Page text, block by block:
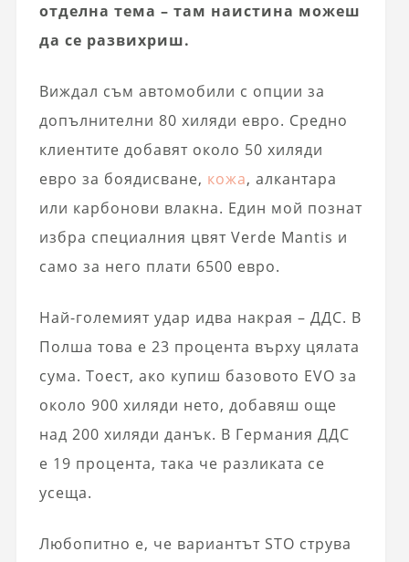
отделна тема – там наистина можеш
да се развихриш.
Виждал съм автомобили с опции за
допълнителни 80 хиляди евро. Средно
клиентите добавят около 50 хиляди
евро за боядисване, кожа, алкантара
или карбонови влакна. Един мой познат
избра специалния цвят Verde Mantis и
само за него плати 6500 евро.
Най-големият удар идва накрая – ДДС. В
Полша това е 23 процента върху цялата
сума. Тоест, ако купиш базовото EVO за
около 900 хиляди нето, добавяш още
над 200 хиляди данък. В Германия ДДС
е 19 процента, така че разликата се
усеща.
Любопитно е, че вариантът STO струва